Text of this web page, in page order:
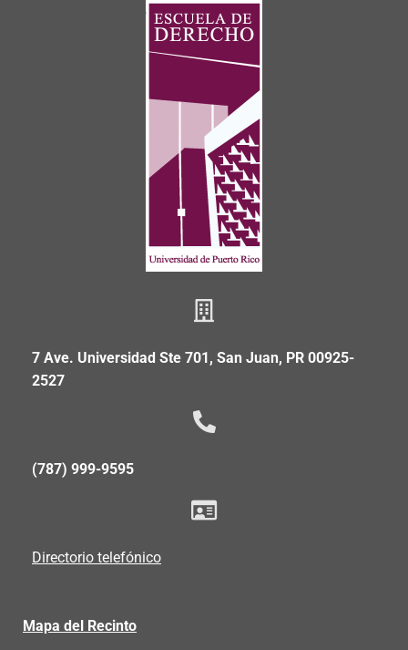
7 Ave. Universidad Ste 701, San Juan, PR 00925-
2527
(787) 999-9595
Directorio telefónico
Mapa del Recinto